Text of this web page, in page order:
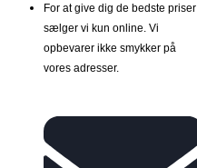
For at give dig de bedste priser
sælger vi kun online. Vi
opbevarer ikke smykker på
vores adresser.